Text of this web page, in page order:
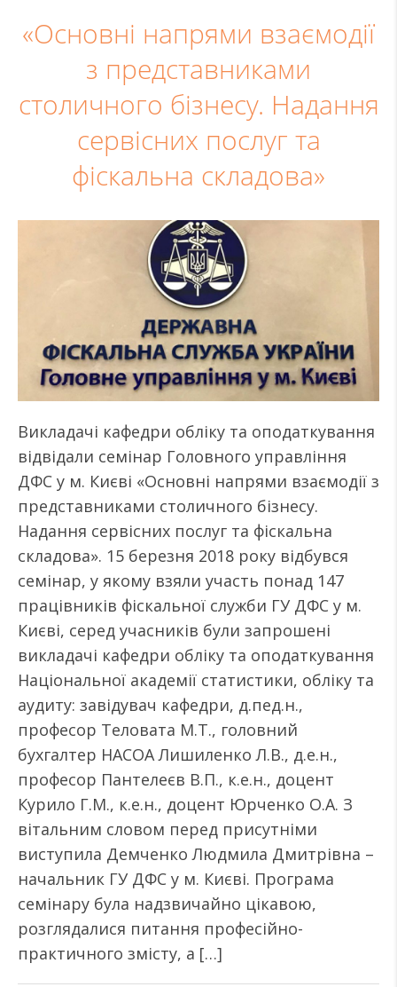
«Основні напрями взаємодії
з представниками
столичного бізнесу. Надання
сервісних послуг та
фіскальна складова»
Викладачі кафедри обліку та оподаткування
відвідали семінар Головного управління
ДФС у м. Києві «Основні напрями взаємодії з
представниками столичного бізнесу.
Надання сервісних послуг та фіскальна
складова». 15 березня 2018 року відбувся
семінар, у якому взяли участь понад 147
працівників фіскальної служби ГУ ДФС у м.
Києві, серед учасників були запрошені
викладачі кафедри обліку та оподаткування
Національної академії статистики, обліку та
аудиту: завідувач кафедри, д.пед.н.,
професор Теловата М.Т., головний
бухгалтер НАСОА Лишиленко Л.В., д.е.н.,
професор Пантелеєв В.П., к.е.н., доцент
Курило Г.М., к.е.н., доцент Юрченко О.А. З
вітальним словом перед присутніми
виступила Демченко Людмила Дмитрівна –
начальник ГУ ДФС у м. Києві. Програма
семінару була надзвичайно цікавою,
розглядалися питання професійно-
практичного змісту, а […]